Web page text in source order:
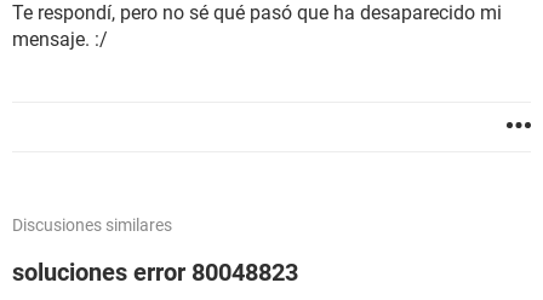
Te respondí, pero no sé qué pasó que ha desaparecido mi
mensaje. :/
Discusiones similares
soluciones error 80048823